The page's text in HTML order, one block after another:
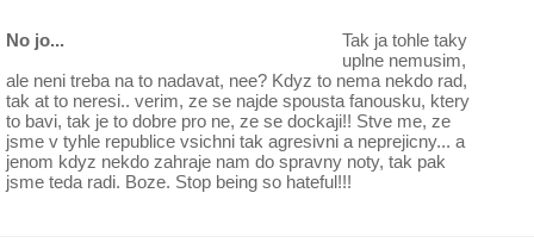
No jo...
Tak ja tohle taky
uplne nemusim,
ale neni treba na to nadavat, nee? Kdyz to nema nekdo rad,
tak at to neresi.. verim, ze se najde spousta fanousku, ktery
to bavi, tak je to dobre pro ne, ze se dockaji!! Stve me, ze
jsme v tyhle republice vsichni tak agresivni a neprejicny... a
jenom kdyz nekdo zahraje nam do spravny noty, tak pak
jsme teda radi. Boze. Stop being so hateful!!!